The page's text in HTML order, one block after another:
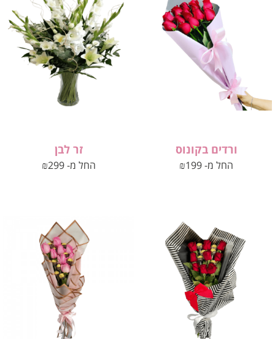
ורדים בקונוס
החל מ- ₪199
זר לבן
החל מ- ₪299